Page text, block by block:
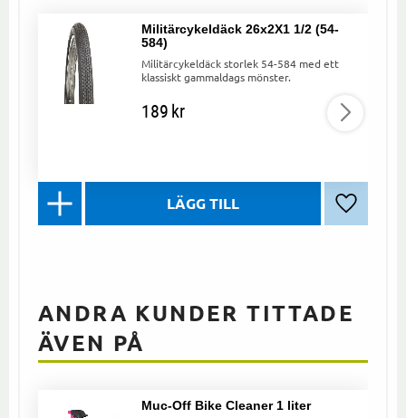
Militärcykeldäck 26x2X1 1/2 (54-
584)
Militärcykeldäck storlek 54-584 med ett
klassiskt gammaldags mönster.
189kr
Lägg till
ANDRA KUNDER TITTADE
ÄVEN PÅ
Muc-Off Bike Cleaner 1 liter